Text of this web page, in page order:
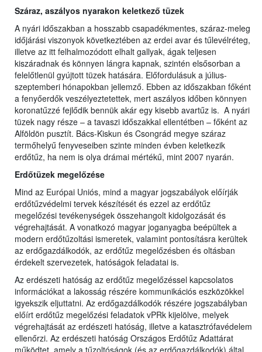
Száraz, aszályos nyarakon keletkező tüzek
A nyári időszakban a hosszabb csapadékmentes, száraz-meleg
időjárási viszonyok következtében az erdei avar és tűlevélréteg,
illetve az itt felhalmozódott elhalt gallyak, ágak teljesen
kiszáradnak és könnyen lángra kapnak, szintén elsősorban a
felelőtlenül gyújtott tüzek hatására. Előfordulásuk a július-
szeptemberi hónapokban jellemző. Ebben az időszakban főként
a fenyőerdők veszélyeztetettek, mert aszályos időben könnyen
koronatűzzé fejlődik bennük akár egy kisebb avartűz is. A nyári
tüzek nagy része – a tavaszi időszakkal ellentétben – főként az
Alföldön pusztít. Bács-Kiskun és Csongrád megye száraz
termőhelyű fenyveseiben szinte minden évben keletkezik
erdőtűz, ha nem is olya drámai mértékű, mint 2007 nyarán.
Erdőtüzek megelőzése
Mind az Európai Uniós, mind a magyar jogszabályok előírják
erdőtűzvédelmi tervek készítését és ezzel az erdőtűz
megelőzési tevékenységek összehangolt kidolgozását és
végrehajtását. A vonatkozó magyar joganyagba beépültek a
modern erdőtűzoltási ismeretek, valamint pontosításra kerültek
az erdőgazdálkodók, az erdőtűz megelőzésben és oltásban
érdekelt szervezetek, hatóságok feladatai is.
Az erdészeti hatóság az erdőtűz megelőzéssel kapcsolatos
információkat a lakosság részére kommunikációs eszközökkel
igyekszik eljuttatni. Az erdőgazdálkodók részére jogszabályban
előírt erdőtűz megelőzési feladatok vPRk kijelölve, melyek
végrehajtását az erdészeti hatóság, illetve a katasztrófavédelem
ellenőrzi. Az erdészeti hatóság Országos Erdőtűz Adattárat